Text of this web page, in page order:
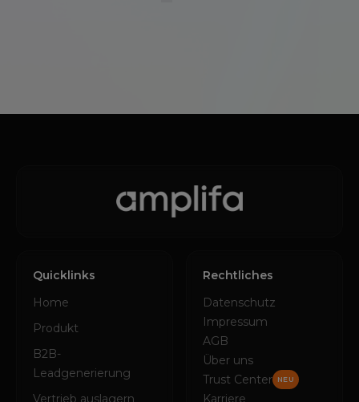
Quicklinks
Home
Produkt
B2B-
Leadgenerierung
Vertrieb auslagern
Rechtliches
Datenschutz
Impressum
AGB
Über uns
Trust Center
NEU
Karriere